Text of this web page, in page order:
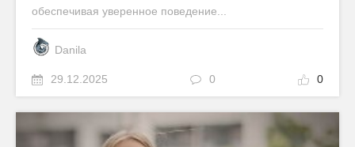
обеспечивая уверенное поведение...
Danila
29.12.2025 0 0